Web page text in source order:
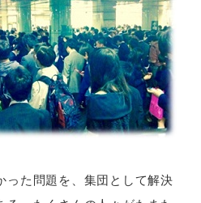
った問題を、集団として解決